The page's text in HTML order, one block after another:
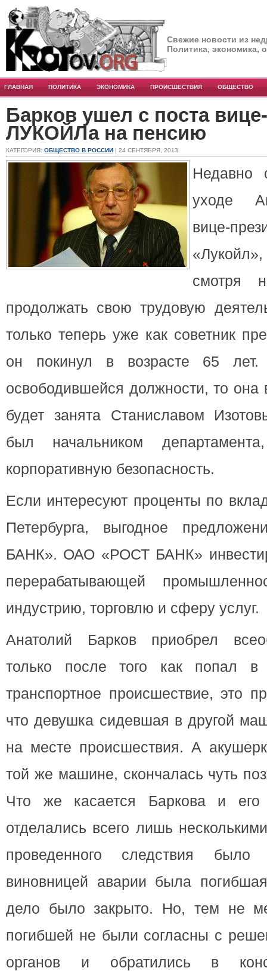
Свежие новости из
Политика, экономика,
ГЛАВНАЯ ПОЛИТИКА ЭКОНОМИКА ПРОИСШЕСТВИЯ ОБЩЕСТВО
Барков ушел с поста
ЛУКОЙЛа на пенсию
КАТЕГОРИЯ: ОБЩЕСТВО В РОССИИ | 24 СЕНТЯБРЯ, 2013
Недавно
уходе
вице-
смотря
продолжать свою трудовую
только теперь уже как советник
он покинул в возрасте 65
освободившейся должности, то
будет занята Станиславом
был начальником
корпоративную безопасность.
Если интересуют проценты по
Петербурга, выгодное
БАНК». ОАО «РОСТ БАНК»
перерабатывающей
индустрию, торговлю и сферу услуг.
Анатолий Барков приобрел
только после того как попал в
транспортное происшествие, это
что девушка сидевшая в другой
на месте происшествия. А
той же машине, скончалась чуть
Что же касается Баркова и
отделались всего лишь
проведенного следствия было
виновницей аварии была
дело было закрыто. Но, тем не
погибшей не были согласны с
органов и обратились в